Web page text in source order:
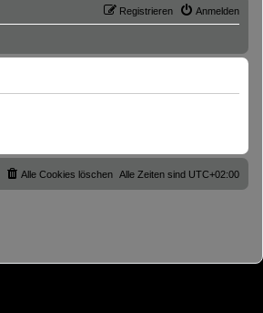
Anmelden
Registrieren
Alle Zeiten sind UTC+02:00
Alle Cookies löschen